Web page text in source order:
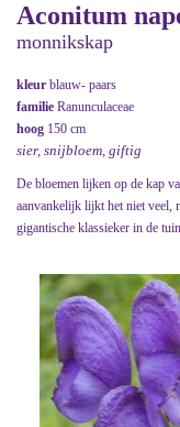
Aconitum
monnikskap
kleur blauw- paars
familie Ranunculaceae
hoog 150 cm
sier, snijbloem, giftig
De bloemen lijken op de kap
aanvankelijk lijkt het niet veel,
gigantische klassieker in de